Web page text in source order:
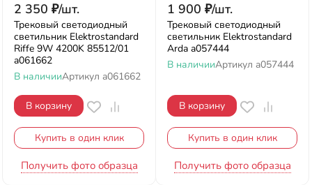
2 350 ₽/шт.
Трековый светодиодный
светильник Elektrostandard
Riffe 9W 4200K 85512/01
a061662
В наличииАртикул a061662
В корзину
Купить в один клик
Получить фото образца
1 900 ₽/шт.
Трековый светодиодный
светильник Elektrostandard
Arda a057444
В наличииАртикул a057444
В корзину
Купить в один клик
Получить фото образца